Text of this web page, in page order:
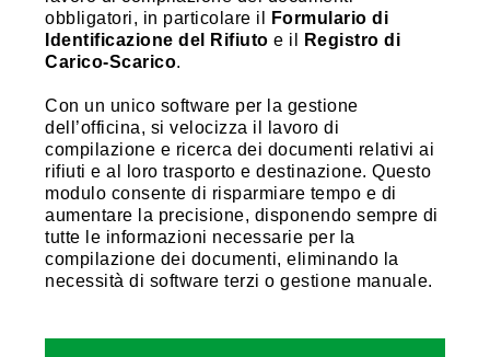
obbligatori, in particolare il
Formulario di
Identificazione del Rifiuto e il
Registro di
Carico-Scarico.
Con un unico software per la gestione
dell’officina, si velocizza il lavoro di
compilazione e ricerca dei documenti relativi ai
rifiuti e al loro trasporto e destinazione. Questo
modulo consente di risparmiare tempo e di
aumentare la precisione, disponendo sempre di
tutte le informazioni necessarie per la
compilazione dei documenti, eliminando la
necessità di software terzi o gestione manuale.